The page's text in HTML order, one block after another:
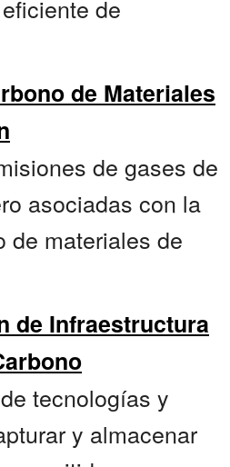
de
de Materiales
de gases de
asociadas con la
de materiales de
de Infraestructura
tecnologías y
y almacenar